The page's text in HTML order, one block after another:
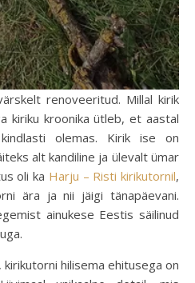
renoveeritud. Millal kirik
kiriku kroonika ütleb, et aastal
olemas. Kirik ise on
alt kandiline ja ülevalt ümar
oli ka Harju – Risti kirikutornil,
ära ja nii jäigi tänapäevani.
ainukese Eestis säilinud
kirikutorni hilisema ehitusega on